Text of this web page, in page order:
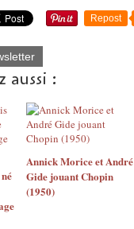
Repost
aussi :
Annick Morice et André
Gide jouant Chopin
(1950)